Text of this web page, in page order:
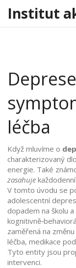
Institut
léčba
Když mluvíme o
charakterizovaný
energie. Také
zasahuje
V tomto úvodu se
adolescentní
dopadem na školu
zaměřená na
léčba, medikace
Tyto entity jsou
intervenci.